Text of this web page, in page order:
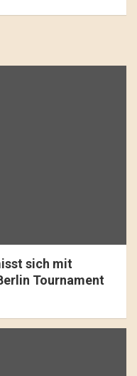
sich mit
Tournament